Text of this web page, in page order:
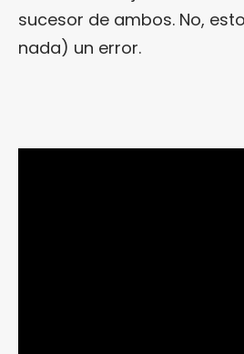
sucesor de ambos. No,
nada) un error.